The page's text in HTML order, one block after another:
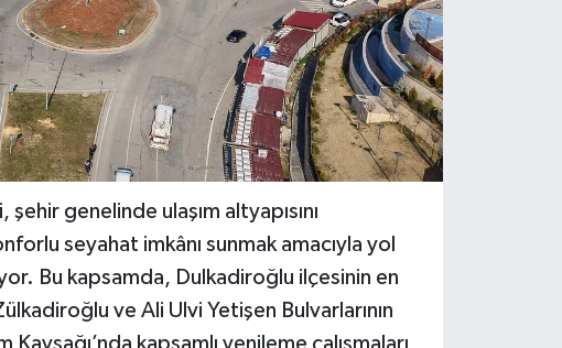
genelinde ulaşım altyapısını
seyahat imkânı sunmak amacıyla yol
Bu kapsamda, Dulkadiroğlu ilçesinin en
ve Ali Ulvi Yetişen Bulvarlarının